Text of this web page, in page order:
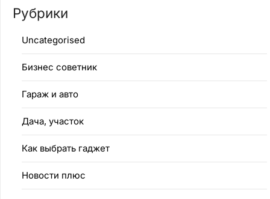
Рубрики
Uncategorised
Бизнес советник
Гараж и авто
Дача, участок
Как выбрать гаджет
Новости плюс